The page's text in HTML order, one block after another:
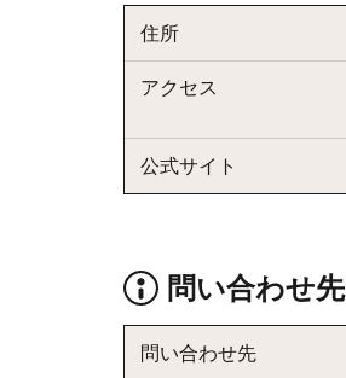
住所
アクセス
公式サイト
問い合わせ先
問い合わせ先